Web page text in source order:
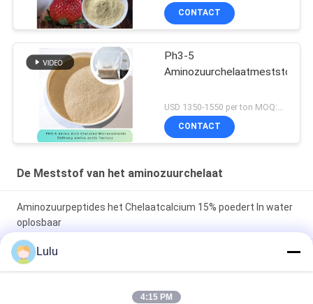
CONTACT
Ph3-5
Aminozuurchelaatmeststof
CONTACT
De Meststof van het aminozuurchelaat
Aminozuurpeptides het Chelaatcalcium 15% poedert In water
oplosbaar
Van het het Calciummagnesium van het aminozuurchelaat
het Borium Organische Vloeibare Meststof voor Agricutural-
Lulu
4:15 PM